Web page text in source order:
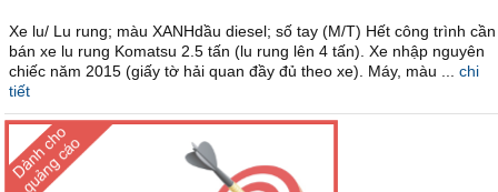
Xe lu/ Lu rung; màu XANHdầu diesel; số tay (M/T) Hết công trình cần
bán xe lu rung Komatsu 2.5 tấn (lu rung lên 4 tấn). Xe nhập nguyên
chiếc năm 2015 (giấy tờ hải quan đầy đủ theo xe). Máy, màu ...
chi
tiết